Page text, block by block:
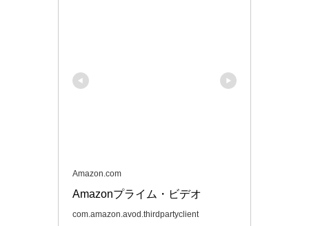
Amazon.com
Amazonプライム・ビデオ
com.amazon.avod.thirdpartyclient